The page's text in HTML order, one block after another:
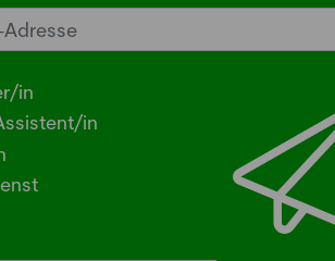
im Sommer? Schuld sein könnte
- Viele kleine Tierchen sind in den
unterwegs, die stechen
in
in